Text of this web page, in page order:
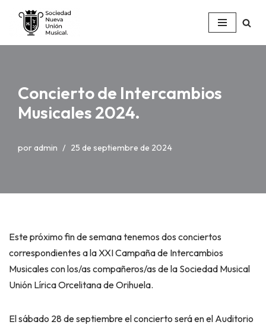
Saltar
al
Concierto de Intercambios
Musicales 2024.
poradmin 25 de septiembre de 2024
Este próximo fin de semana tenemos dos conciertos
correspondientes a la XXI Campaña de Intercambios
Musicales con los/as compañeros/as de la Sociedad Musical
Unión Lírica Orcelitana de Orihuela.
El sábado 28 de septiembre el concierto será en el Auditorio